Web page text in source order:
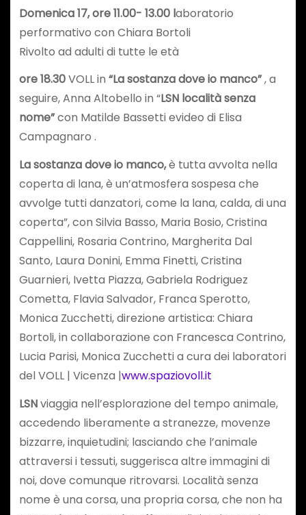
Domenica 17, ore 11.00- 13.00 laboratorio
performativo con Chiara Bortoli
Rivolto ad adulti di tutte le età
ore 18.30VOLL in “La sostanza dove io manco”, a
seguire, Anna Altobello in “LSN località senza
nome”con Matilde Bassetti evideo di Elisa
Campagnaro .
La sostanza dove io manco,è tutta avvolta nella
coperta di lana, è un’atmosfera sospesa che
avvolge tutti danzatori, come la lana, calda, di una
coperta”, con Silvia Basso, Maria Bosio, Cristina
Cappellini, Rosaria Contrino, Margherita Dal
Santo, Laura Donini, Emma Finetti, Cristina
Guarnieri, Ivetta Piazza, Gabriela Rodriguez
Cometta, Flavia Salvador, Franca Sperotto,
Monica Zucchetti, direzione artistica: Chiara
Bortoli, in collaborazione con Francesca Contrino,
Lucia Parisi, Monica Zucchetti a cura dei laboratori
del VOLL | Vicenza |www.spaziovoll.it
LSNviaggia nell’esplorazione del tempo animale,
accedendo liberamente a stranezze, movenze
bizzarre, inquietudini; lasciando che l’animale
attraversi i tessuti, suggerisca altre immagini di
noi, dove comunque ritrovarsi. Località senza
nome è una corsa, una propria corsa, che non ha